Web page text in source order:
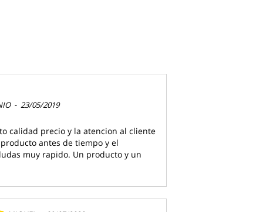
- 23/05/2019
calidad precio y la atencion al cliente
antes de tiempo y el
muy rapido. Un producto y un